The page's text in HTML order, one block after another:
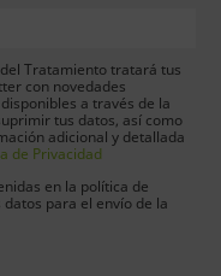
del Tratamiento tratará tus
con novedades
a través de la
tus datos, así como
adicional y detallada
de Privacidad
en la política de
para el envío de la